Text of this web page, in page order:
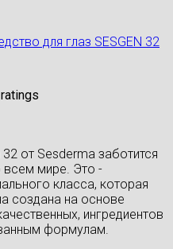
для глаз SESGEN 32
от Sesderma заботится
мире. Это -
класса, которая
создана на основе
ингредиентов
формулам.